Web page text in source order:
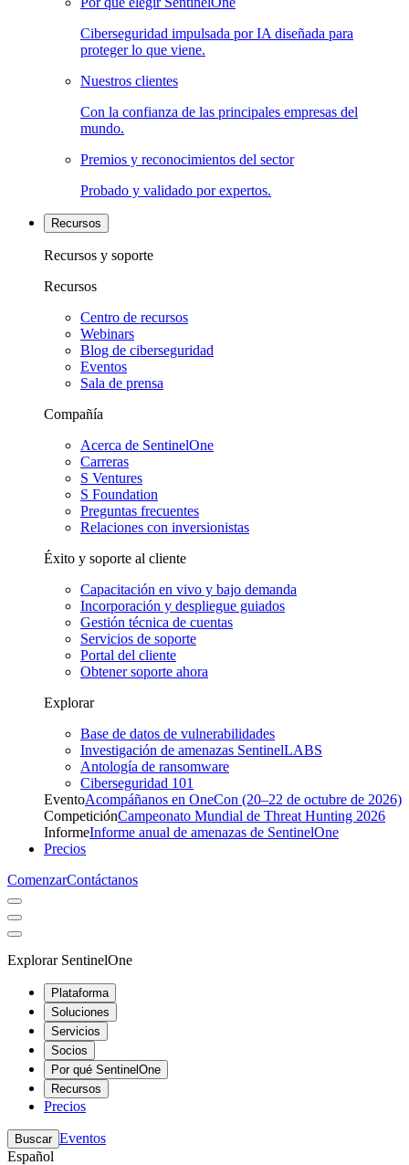
Ciberseguridad impulsada por IA diseñada para
proteger lo que viene.
Nuestros clientes
Con la confianza de las principales empresas del
mundo.
Premios y reconocimientos del sector
Probado y validado por expertos.
Recursos
Recursos y soporte
Recursos
Centro de recursos
Webinars
Blog de ciberseguridad
Eventos
Sala de prensa
Compañía
Acerca de SentinelOne
Carreras
S Ventures
S Foundation
Preguntas frecuentes
Relaciones con inversionistas
Éxito y soporte al cliente
Capacitación en vivo y bajo demanda
Incorporación y despliegue guiados
Gestión técnica de cuentas
Servicios de soporte
Portal del cliente
Obtener soporte ahora
Explorar
Base de datos de vulnerabilidades
Investigación de amenazas SentinelLABS
Antología de ransomware
Ciberseguridad 101
EventoAcompáñanos en OneCon (20–22 de octubre de 2026)
CompeticiónCampeonato Mundial de Threat Hunting 2026
InformeInforme anual de amenazas de SentinelOne
Precios
ComenzarContáctanos
Explorar SentinelOne
Plataforma
Soluciones
Servicios
Socios
Por qué SentinelOne
Recursos
Precios
Buscar Eventos
Español